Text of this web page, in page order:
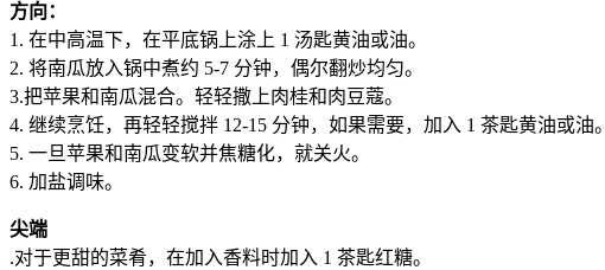
方向：
1. 在中高温下，在平底锅上涂上 1 汤匙黄油或油。
2. 将南瓜放入锅中煮约 5-7 分钟，偶尔翻炒均匀。
3.把苹果和南瓜混合。轻轻撒上肉桂和肉豆蔻。
4. 继续烹饪，再轻轻搅拌 12-15 分钟，如果需要，加入 1 茶匙黄油或油。
5. 一旦苹果和南瓜变软并焦糖化，就关火。
6. 加盐调味。
尖端
.对于更甜的菜肴，在加入香料时加入 1 茶匙红糖。